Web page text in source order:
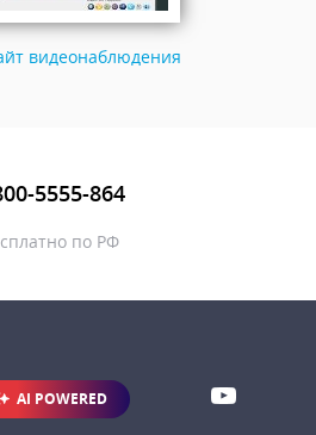
видеонаблюдения
5555-864
по РФ
AI POWERED